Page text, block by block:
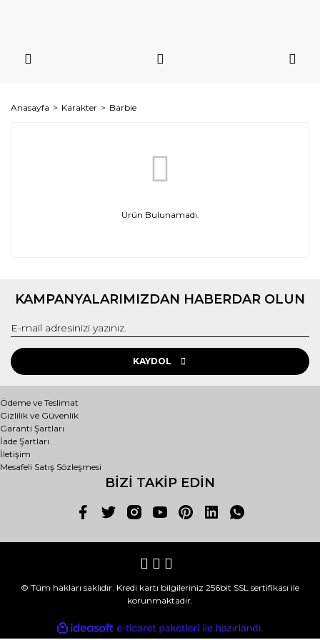
Anasayfa Karakter Barbie
Ürün Bulunamadı.
KAMPANYALARIMIZDAN HABERDAR OLUN
KAYDOL
Ödeme ve Teslimat
Gizlilik ve Güvenlik
Garanti Şartları
İade Şartları
İletişim
Mesafeli Satış Sözleşmesi
BİZİ TAKİP EDİN
© Tüm hakları saklıdır. Kredi kartı bilgileriniz 256bit SSL sertifikası ile
korunmaktadır.
ideasoft
e-